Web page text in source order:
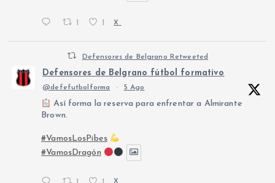
X
Defensores de Belgrano Retweeted
Defensores de Belgrano fútbol formativo
@defefutbolforma · 5 Ago
Así forma la reserva para enfrentar a Almirante
Brown.
#VamosLosPibes
#VamosDragón
X